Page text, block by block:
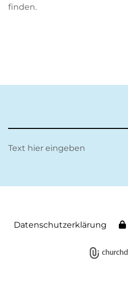
finden.
Text hier eingeben
Datenschutzerklärung